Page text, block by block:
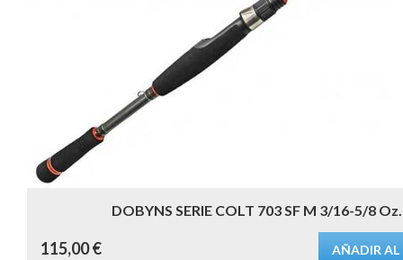
DOBYNS SERIE COLT 703 SF M 3/16-5/8 Oz.
115,00€ AÑADIR AL